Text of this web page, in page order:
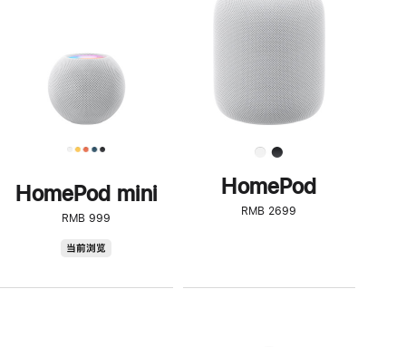
HomePod mini
RMB 999
当前浏览
了
解
HomePod<
HomePod
RMB 2699